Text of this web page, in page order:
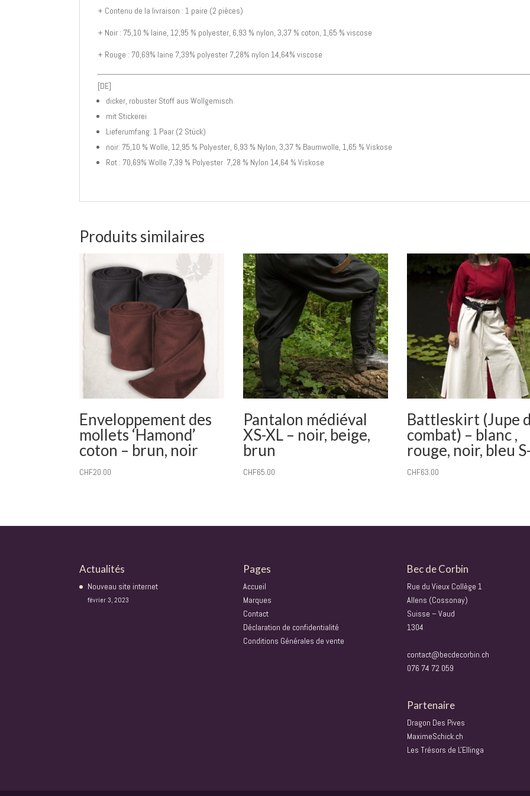
+ Contenu de la livraison : 1 paire (2 pièces)
+ Noir : 75,10 % laine, 12,95 % polyester, 6,93 % nylon, 3,37 % coton, 1,65 % viscose
+ Rouge : 70,69% laine 7,39% polyester 7,28% nylon 14,64% viscose
[DE]
dicker, robuster Stoff aus Wollgemisch
mit Stickerei
Lieferumfang: 1 Paar (2 Stück)
noir: 75,10 % Wolle, 12,95 % Polyester, 6,93 % Nylon, 3,37 % Baumwolle, 1,65 % Viskose
Rot : 70,69% Wolle 7,39 % Polyester 7,28 % Nylon 14,64 % Viskose
Produits similaires
Enveloppement des
mollets ‘Hamond’
coton – brun, noir
CHF20.00
Pantalon médiéval
XS-XL – noir, beige,
brun
CHF65.00
Battleskirt (Jupe
combat) – blanc ,
rouge, noir, bleu
CHF63.00
Actualités
Nouveau site internet
février 3, 2023
Pages
Accueil
Marques
Contact
Déclaration de confidentialité
Conditions Générales de vente
Bec de Corbin
Rue du Vieux Collège 1
Allens (Cossonay)
Suisse – Vaud
1304
contact@becdecorbin.ch
076 74 72 059
Partenaire
Dragon Des Pives
MaximeSchick.ch
Les Trésors de L'Ellinga